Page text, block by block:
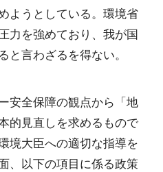
ようとしている。環境省
力を強めており、我が国
と言わざるを得ない。
安全保障の観点から「地
的見直しを求めるもので
境大臣への適切な指導を
、以下の項目に係る政策